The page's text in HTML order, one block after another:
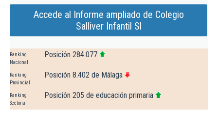
Accede al Informe ampliado de Colegio
Salliver Infantil Sl
Ranking
Nacional
Posición 284.077
Ranking
Provincial
Posición 8.402 de Málaga
Ranking
Sectorial
Posición 205 de educación primaria